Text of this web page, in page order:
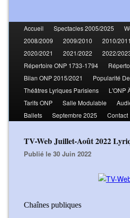
Accueil Spectacles 2005/2025
2008/2009
2009/2010 2010/2011
2020/2021
2021/2022 2022/
Répertoire ONP 1733-1794
Bilan ONP 2015/2021
Popularité
Théâtres Lyriques Parisiens
L'ONP
Tarifs ONP
Salle Modulable
Ballets
Septembre 2025 Contact
TV-Web Juillet-Août 2022
Publié le 30 Juin 2022
Chaînes publiques